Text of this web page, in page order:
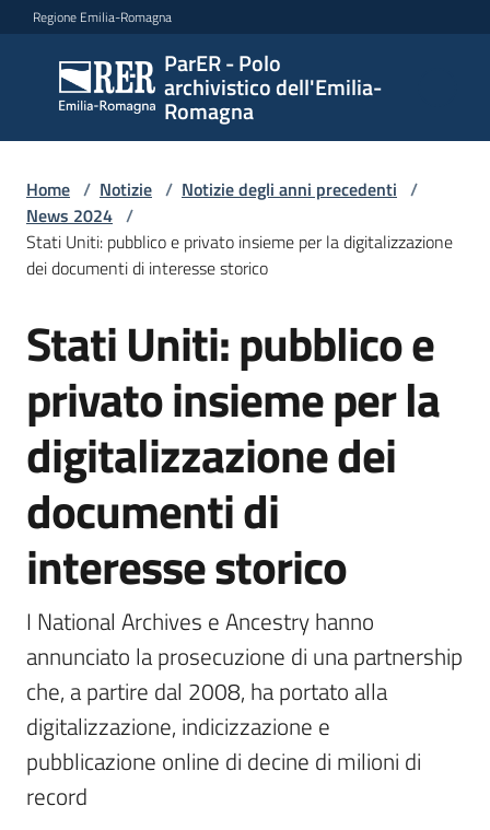
Vai al contenuto
Vai alla navigazione
Vai al footer
Regione Emilia-Romagna
ParER - Polo
archivistico dell'Emilia-
Romagna
ParER -
Polo
archivistico
Romagna
Polo
Archivio
storico
Conservazione
Argomenti
Contatti
Home / Notizie / Notizie degli anni precedenti /
News 2024 /
Stati Uniti: pubblico e privato insieme per la digitalizzazione
dei documenti di interesse storico
Salta al contenuto
Stati Uniti: pubblico e
privato insieme per la
digitalizzazione dei
documenti di
interesse storico
I National Archives e Ancestry hanno
annunciato la prosecuzione di una partnership
che, a partire dal 2008, ha portato alla
digitalizzazione, indicizzazione e
pubblicazione online di decine di milioni di
record